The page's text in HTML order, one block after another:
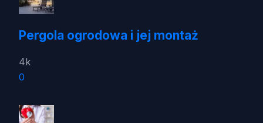
Pergola ogrodowa i jej montaż
4k
0